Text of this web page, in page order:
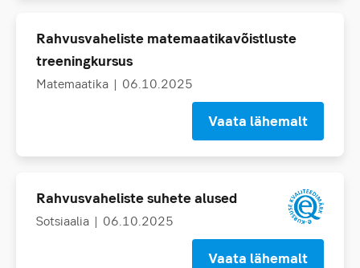
Rahvusvaheliste matemaatikavõistluste
treeningkursus
Matemaatika | 06.10.2025
Vaata lähemalt
Rahvusvaheliste suhete alused
Sotsiaalia | 06.10.2025
Vaata lähemalt